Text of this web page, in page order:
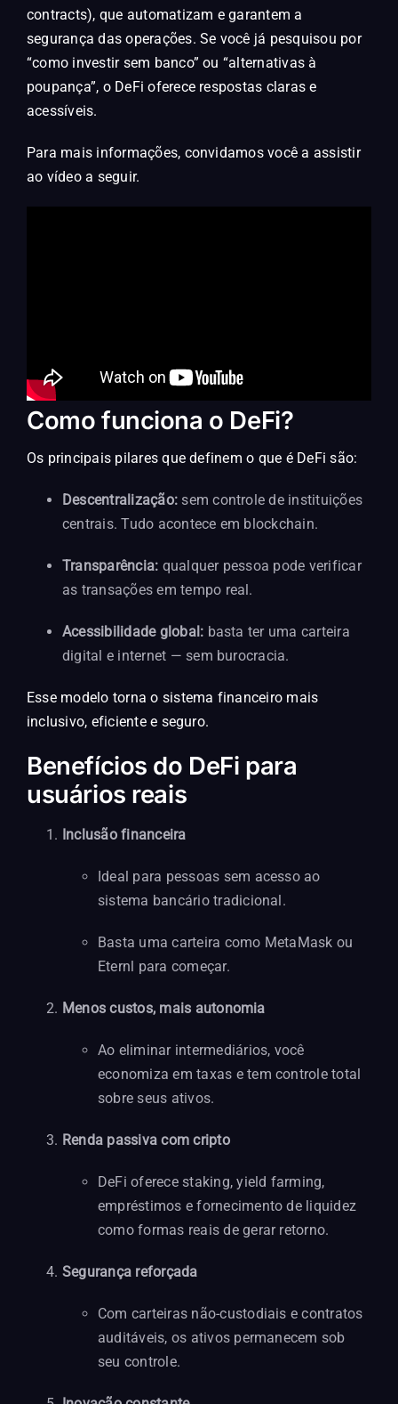
contracts), que automatizam e garantem a
segurança das operações. Se você já pesquisou por
“como investir sem banco” ou “alternativas à
poupança”, o DeFi oferece respostas claras e
acessíveis.
Para mais informações, convidamos você a assistir
ao vídeo a seguir.
Como funciona o DeFi?
Os principais pilares que definem o que é DeFi são:
Descentralização: sem controle de instituições
centrais. Tudo acontece em blockchain.
Transparência: qualquer pessoa pode verificar
as transações em tempo real.
Acessibilidade global: basta ter uma carteira
digital e internet — sem burocracia.
Esse modelo torna o sistema financeiro mais
inclusivo, eficiente e seguro.
Benefícios do DeFi para
usuários reais
Inclusão financeira
Ideal para pessoas sem acesso ao
sistema bancário tradicional.
Basta uma carteira como MetaMask ou
Eternl para começar.
Menos custos, mais autonomia
Ao eliminar intermediários, você
economiza em taxas e tem controle total
sobre seus ativos.
Renda passiva com cripto
DeFi oferece staking, yield farming,
empréstimos e fornecimento de liquidez
como formas reais de gerar retorno.
Segurança reforçada
Com carteiras não-custodiais e contratos
auditáveis, os ativos permanecem sob
seu controle.